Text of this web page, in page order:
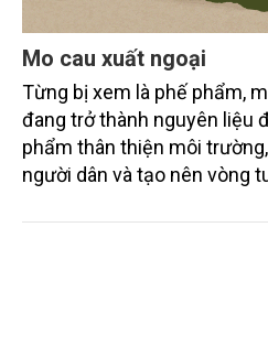
Mo cau xuất ngoại
Từng bị xem là phế phẩm,
đang trở thành nguyên liệu
phẩm thân thiện môi
người dân và tạo nên vòng
chén, dĩa... từ mo cau đã